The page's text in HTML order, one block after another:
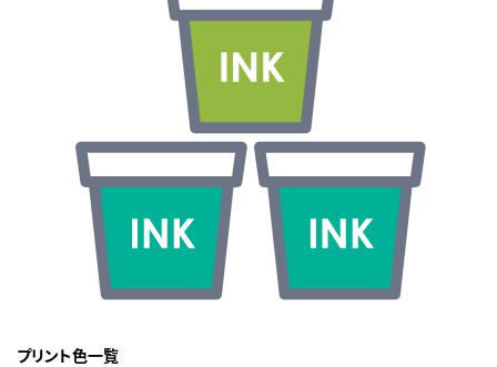
プリント色一覧